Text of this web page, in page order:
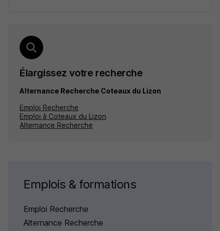
Élargissez votre recherche
Alternance Recherche Coteaux du Lizon
Emploi Recherche
Emploi à Coteaux du Lizon
Alternance Recherche
Emplois & formations
Emploi Recherche
Alternance Recherche